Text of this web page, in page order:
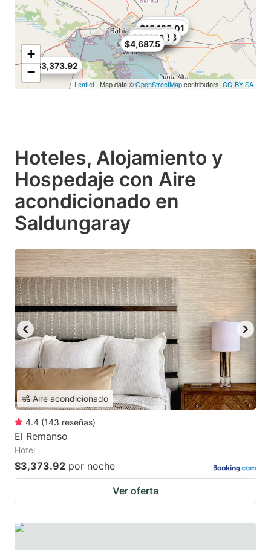
$281.16
$2,249.28
$2,249.28
$2,811.6
$2,811.6
$3,280.2
$3,373.92
$4,687.5
$7,685.04
$18,125.01
+
−
Leaflet | Map data ©OpenStreetMapcontributors, CC-BY-SA
Hoteles, Alojamiento y
Hospedaje con Aire
acondicionado en
Saldungaray
Aire acondicionado
4.4 (143 reseñas)
El Remanso
Hotel
$3,373.92 por noche
Ver oferta